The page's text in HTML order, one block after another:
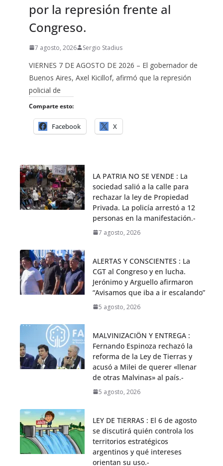
por la represión frente al
Congreso.
7 agosto, 2026 Sergio Stadius
VIERNES 7 DE AGOSTO DE 2026 – El gobernador de
Buenos Aires, Axel Kicillof, afirmó que la represión
policial de
Comparte esto:
Facebook X
LA PATRIA NO SE VENDE : La
sociedad salió a la calle para
rechazar la ley de Propiedad
Privada. La policía arrestó a 12
personas en la manifestación.-
7 agosto, 2026
ALERTAS Y CONSCIENTES : La
CGT al Congreso y en lucha.
Jerónimo y Arguello afirmaron
“Avisamos que iba a ir escalando”
5 agosto, 2026
MALVINIZACIÖN Y ENTREGA :
Fernando Espinoza rechazó la
reforma de la Ley de Tierras y
acusó a Milei de querer «llenar
de otras Malvinas» al país.-
5 agosto, 2026
LEY DE TIERRAS : El 6 de agosto
se discutirá quién controla los
territorios estratégicos
argentinos y qué intereses
orientan su uso.-